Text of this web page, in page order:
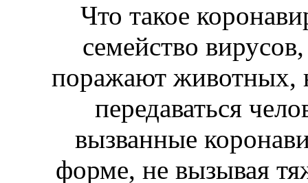
Что такое
семейство
поражают животных,
передаваться
вызванные
форме, не вызывая